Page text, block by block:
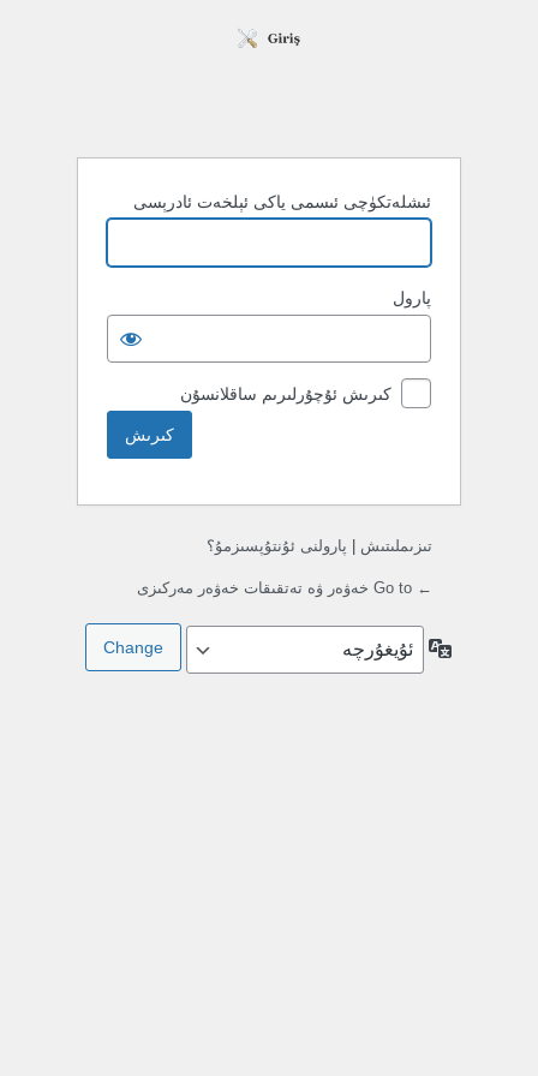
ئىشلەتكۈچى ئىسمى ياكى ئېلخەت ئادرېسى
پارول
كىرىش ئۇچۇرلىرىم ساقلانسۇن
تىزىملىتىش پارولنى ئۇنتۇپسىزمۇ؟
← Go to خەۋەر ۋە تەتقىقات خەۋەر مەركىزى
تىللار